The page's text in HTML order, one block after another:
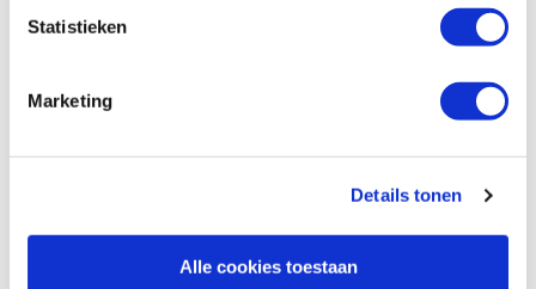
Statistieken
Marketing
Details tonen
Alle cookies toestaan
Bestellen & levering
Retourneren
Garantie